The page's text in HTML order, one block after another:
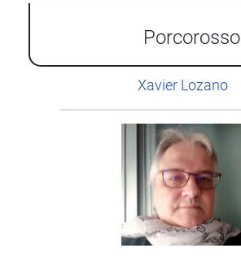
Porcorosso
Xavier Lozano